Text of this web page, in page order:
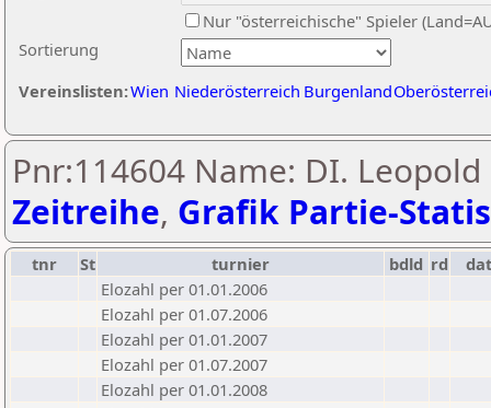
Sortierung
Nur "österreichische" Spieler
Vereinslisten:Wien Niederösterreich Burgenland
Pnr:114604 Name: DI. Leopold
Zeitreihe, Grafik Partie-
tnr St turnier bdld rd
Elozahl per 01.01.2006
Elozahl per 01.07.2006
Elozahl per 01.01.2007
Elozahl per 01.07.2007
Elozahl per 01.01.2008